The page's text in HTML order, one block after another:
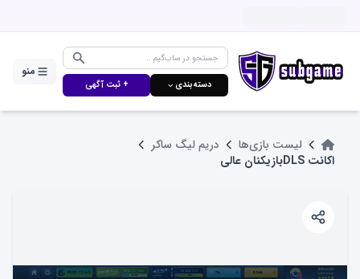
دسته‌بندی ⌵ + ثبت آگهی
منو
لیست بازی‌ها
دریم لیگ ساکر
اکانت DLSبازیکنان عالی